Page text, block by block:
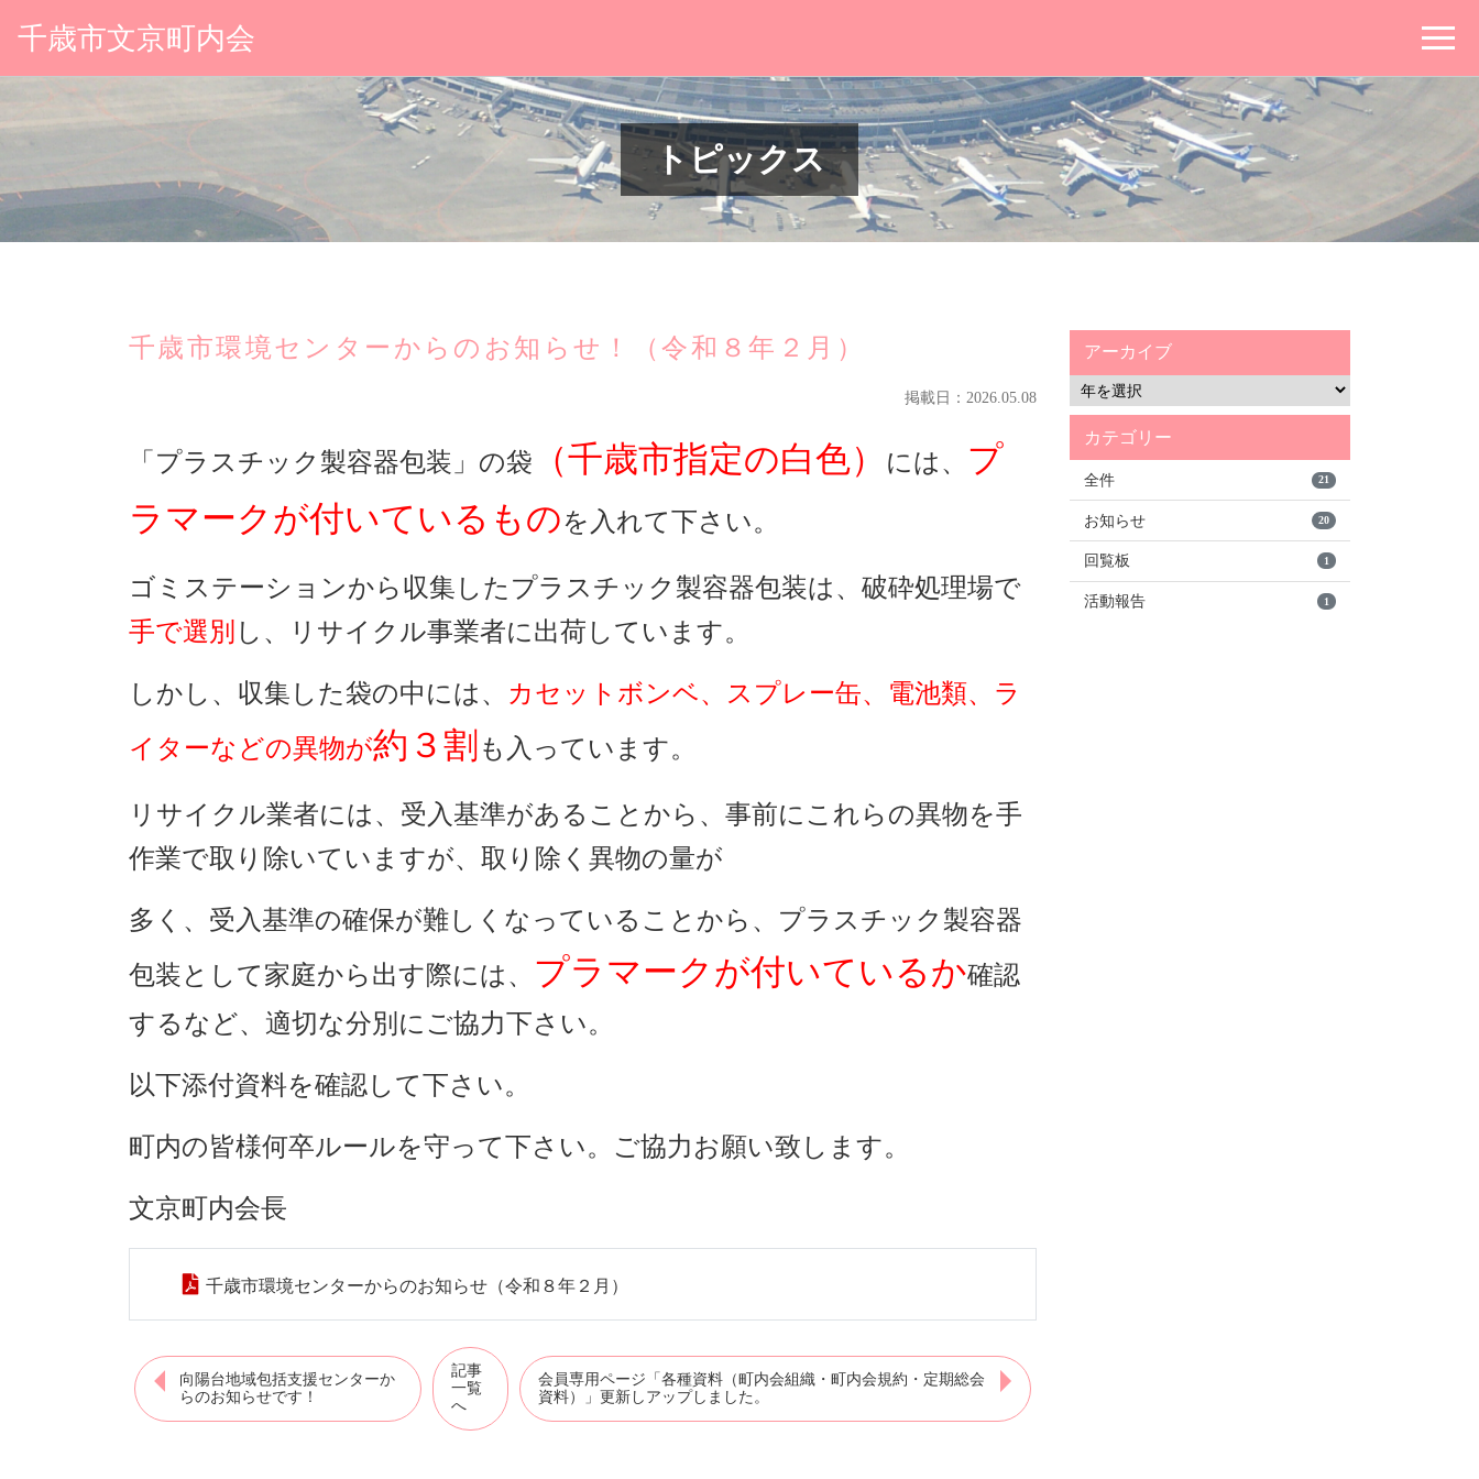
千歳市文京町内会
トピックス
千歳市環境センターからのお知らせ！（令和８年２月）
掲載日：2026.05.08
「プラスチック製容器包装」の袋 （千歳市指定の白色） には、 プ
ラマークが付いているものを入れて下さい。
ゴミステーションから収集したプラスチック製容器包装は、破砕処理場で
手で選別 し、リサイクル事業者に出荷しています。
しかし、収集した袋の中には、
カセットボンベ、スプレー缶、電池類、ラ
イターなどの異物が約３割 も入っています。
リサイクル業者には、受入基準があることから、事前にこれらの異物を手
作業で取り除いていますが、取り除く異物の量が
多く、受入基準の確保が難しくなっていることから、プラスチック製容器
包装として家庭から出す際には、 プラマークが付いているか確認
するなど、適切な分別にご協力下さい。
以下添付資料を確認して下さい。
町内の皆様何卒ルールを守って下さい。ご協力お願い致します。
文京町内会長
千歳市環境センターからのお知らせ（令和８年２月）
向陽台地域包括支援センターか
らのお知らせです！
記事
一覧
へ
会員専用ページ「各種資料（町内会組織・町内会規約・定期総会
資料）」更新しアップしました。
アーカイブ
カテゴリー
全件 21
お知らせ 20
回覧板 1
活動報告 1